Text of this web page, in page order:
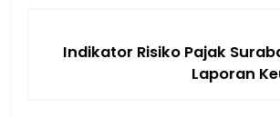
Indikator Risiko Pajak
Laporan